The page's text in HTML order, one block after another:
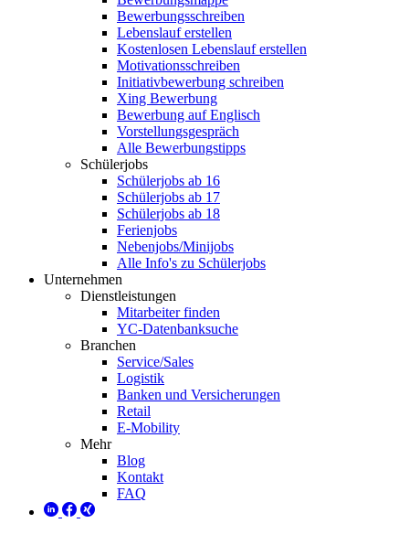
Bewerbungsschreiben
Lebenslauf erstellen
Kostenlosen Lebenslauf erstellen
Motivationsschreiben
Initiativbewerbung schreiben
Xing Bewerbung
Bewerbung auf Englisch
Vorstellungsgespräch
Alle Bewerbungstipps
Schülerjobs
Schülerjobs ab 16
Schülerjobs ab 17
Schülerjobs ab 18
Ferienjobs
Nebenjobs/Minijobs
Alle Info's zu Schülerjobs
Unternehmen
Dienstleistungen
Mitarbeiter finden
YC-Datenbanksuche
Branchen
Service/Sales
Logistik
Banken und Versicherungen
Retail
E-Mobility
Mehr
Blog
Kontakt
FAQ